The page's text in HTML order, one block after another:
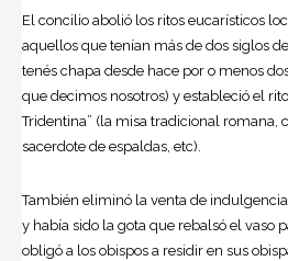
El concilio abolió los ritos eucarísticos
aquellos que tenían más de dos siglos
tenés chapa desde hace por o menos
que decimos nosotros) y estableció el
Tridentina” (la misa tradicional romana,
sacerdote de espaldas, etc).
También eliminó la venta de
y había sido la gota que rebalsó el vaso
obligó a los obispos a residir en sus